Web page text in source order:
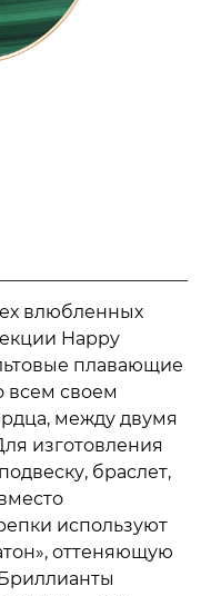
влюбленных
Happy
плавающие
всем своем
между двумя
изготовления
браслет,
используют
оттеняющую